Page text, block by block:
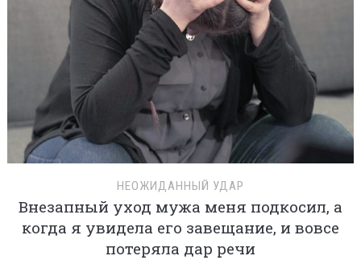
НЕОЖИДАННЫЙ УДАР
Внезапный уход мужа меня подкосил, а
когда я увидела его завещание, и вовсе
потеряла дар речи